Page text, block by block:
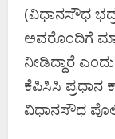
(ವಿಧಾನಸೌಧ
ಅವರೊಂದಿಗೆ
ನೀಡಿದ್ದಾರೆ
ಕೆಪಿಸಿಸಿ
ವಿಧಾನಸೌಧ